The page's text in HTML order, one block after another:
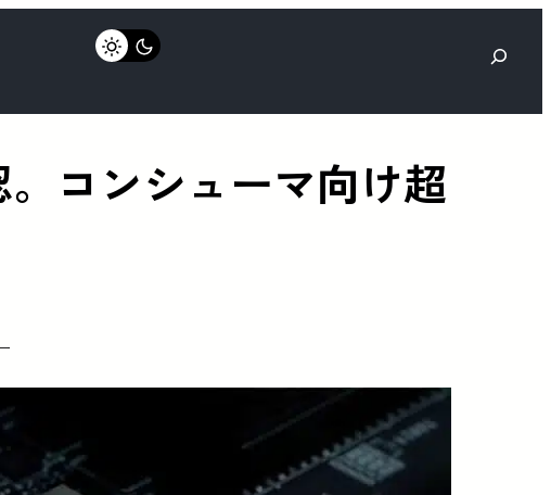
検
。コンシューマ向け超